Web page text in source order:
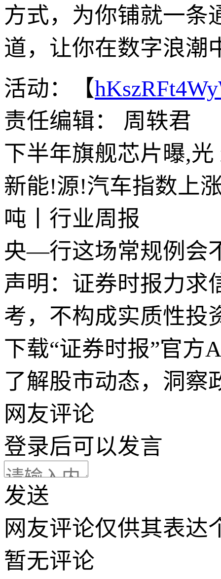
方式，为你铺就一条
道，让你在数字浪潮
活动：【
责任编辑： 周轶君
下半年旗舰芯片曝,光
新能!源!汽车指数上
吨丨行业周报
央—行这场常规例会
声明：证券时报力求
考，不构成实质性投
下载“证券时报”官方
了解股市动态，洞察
网友评论
登录后可以发言
发送
网友评论仅供其表达
暂无评论